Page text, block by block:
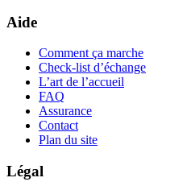
Aide
Comment ça marche
Check-list d’échange
L’art de l’accueil
FAQ
Assurance
Contact
Plan du site
Légal